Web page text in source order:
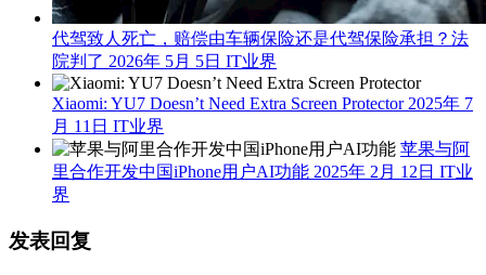
代驾致人死亡，赔偿由车辆保险还是代驾保险承担？法
院判了 2026年 5月 5日 IT业界
Xiaomi: YU7 Doesn’t Need Extra Screen Protector 2025年 7
月 11日 IT业界
苹果与阿
里合作开发中国iPhone用户AI功能 2025年 2月 12日 IT业
界
发表回复